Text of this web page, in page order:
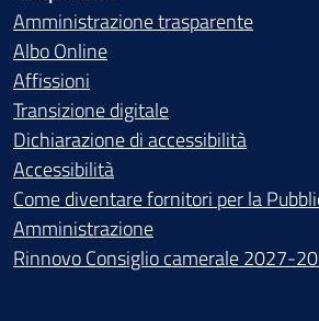
Amministrazione trasparente
Albo Online
Affissioni
Transizione digitale
Dichiarazione di accessibilità
Accessibilità
Come diventare fornitori per la
Amministrazione
Rinnovo Consiglio camerale 2027-